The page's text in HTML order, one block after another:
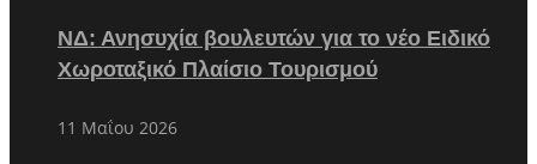
ΝΔ: Ανησυχία βουλευτών για το νέο Ειδικό
Χωροταξικό Πλαίσιο Τουρισμού
11 Μαΐου 2026